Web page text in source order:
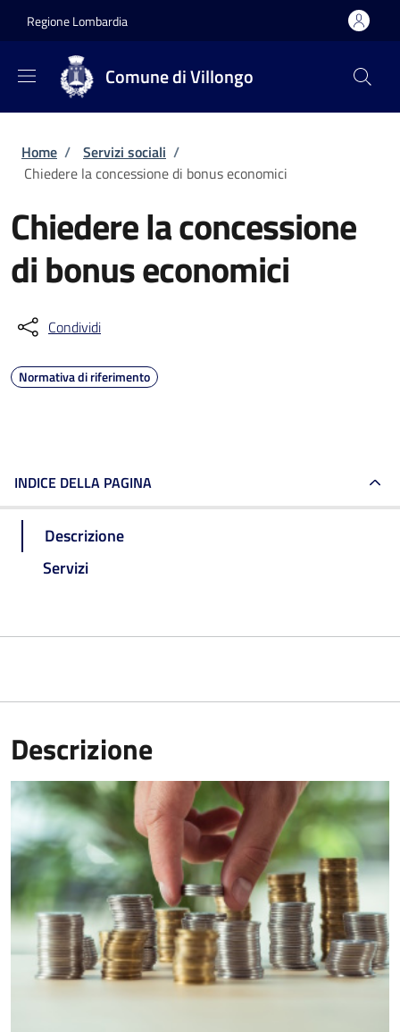
Regione Lombardia
Comune di Villongo
Briciole di pane
Home / Servizi sociali /
Chiedere la concessione di bonus economici
Chiedere la concessione
di bonus economici
Condividi
Normativa di riferimento
INDICE DELLA PAGINA
Descrizione
Servizi
Descrizione